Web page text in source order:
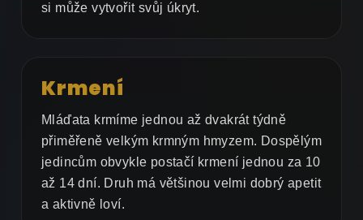
si může vytvořit svůj úkryt.
Krmení
Mláďata krmíme jednou až dvakrát týdně
přiměřeně velkým krmným hmyzem. Dospělým
jedincům obvykle postačí krmení jednou za 10
až 14 dní. Druh má většinou velmi dobrý apetit
a aktivně loví.